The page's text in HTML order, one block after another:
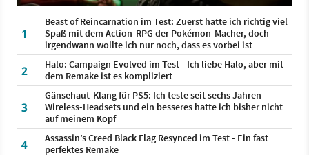
1
Beast of Reincarnation im Test: Zuerst hatte ich richtig viel
Spaß mit dem Action-RPG der Pokémon-Macher, doch
irgendwann wollte ich nur noch, dass es vorbei ist
2
Halo: Campaign Evolved im Test - Ich liebe Halo, aber mit
dem Remake ist es kompliziert
3
Gänsehaut-Klang für PS5: Ich teste seit sechs Jahren
Wireless-Headsets und ein besseres hatte ich bisher nicht
auf meinem Kopf
4
Assassin’s Creed Black Flag Resynced im Test - Ein fast
perfektes Remake